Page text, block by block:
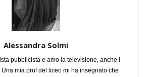
Alessandra Solmi
pubblicista e amo la televisione, anche i
mia prof del liceo mi ha insegnato che